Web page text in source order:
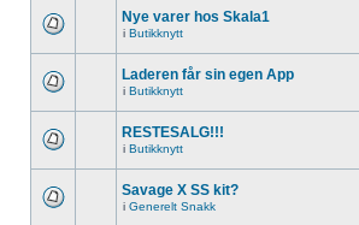
Nye varer hos Skala1
i Butikknytt
Laderen får sin egen App
i Butikknytt
RESTESALG!!!
i Butikknytt
Savage X SS kit?
i Generelt Snakk